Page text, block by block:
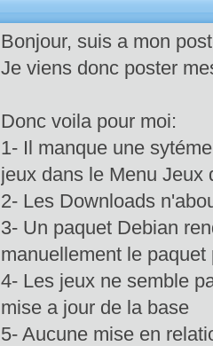
Bonjour, suis a mon
Je viens donc poster
Donc voila pour moi:
1- Il manque une
jeux dans le Menu Jeux
2- Les Downloads
3- Un paquet Debian
manuellement le paquet
4- Les jeux ne semble
mise a jour de la base
5- Aucune mise en